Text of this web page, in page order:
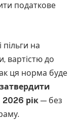
податкове
пільги на
вартістю до
ця норма буде
рік — без